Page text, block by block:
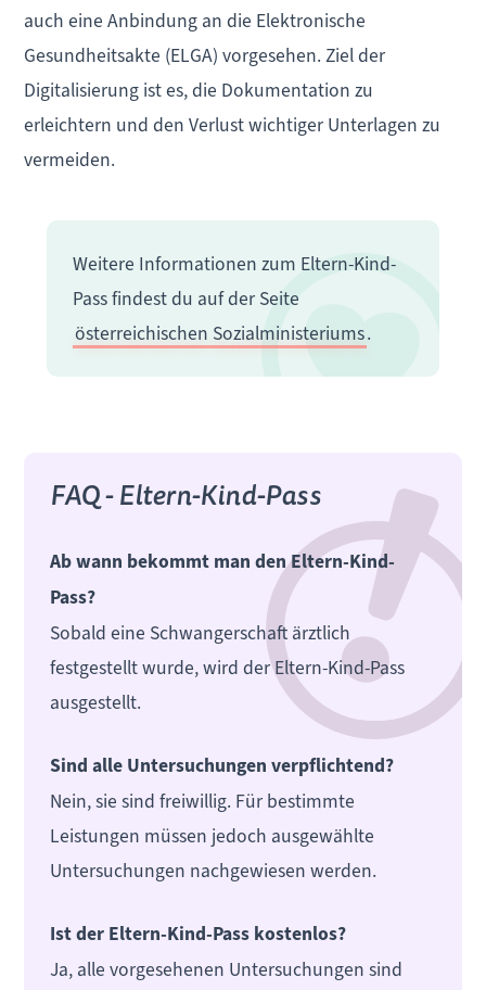
auch eine Anbindung an die Elektronische
Gesundheitsakte (ELGA) vorgesehen. Ziel der
Digitalisierung ist es, die Dokumentation zu
erleichtern und den Verlust wichtiger Unterlagen zu
vermeiden.
Weitere Informationen zum Eltern-Kind-
Pass findest du auf der Seite
österreichischen Sozialministeriums.
FAQ - Eltern-Kind-Pass
Ab wann bekommt man den Eltern-Kind-
Pass?
Sobald eine Schwangerschaft ärztlich
festgestellt wurde, wird der Eltern-Kind-Pass
ausgestellt.
Sind alle Untersuchungen verpflichtend?
Nein, sie sind freiwillig. Für bestimmte
Leistungen müssen jedoch ausgewählte
Untersuchungen nachgewiesen werden.
Ist der Eltern-Kind-Pass kostenlos?
Ja, alle vorgesehenen Untersuchungen sind